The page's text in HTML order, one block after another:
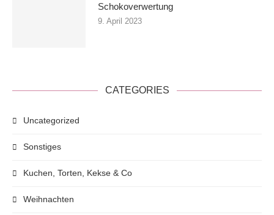
Schokoverwertung
9. April 2023
CATEGORIES
Uncategorized
Sonstiges
Kuchen, Torten, Kekse & Co
Weihnachten